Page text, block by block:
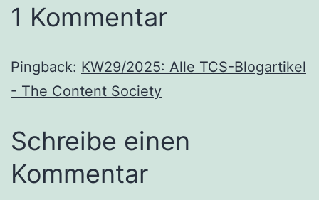
1 Kommentar
Pingback: KW29/2025: Alle TCS-Blogartikel
- The Content Society
Schreibe einen
Kommentar